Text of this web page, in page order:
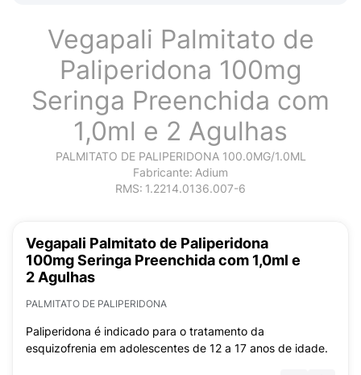
Vegapali Palmitato de
Paliperidona 100mg
Seringa Preenchida com
1,0ml e 2 Agulhas
PALMITATO DE PALIPERIDONA 100.0MG/1.0ML
Fabricante: Adium
RMS: 1.2214.0136.007-6
Vegapali Palmitato de Paliperidona
100mg Seringa Preenchida com 1,0ml e
2 Agulhas
PALMITATO DE PALIPERIDONA
Paliperidona é indicado para o tratamento da
esquizofrenia em adolescentes de 12 a 17 anos de idade.